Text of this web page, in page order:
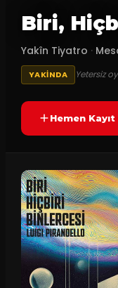
Biri,
Yakîn Tiyatro ·
YAKINDA Yetersiz oy
Hemen Kayıt